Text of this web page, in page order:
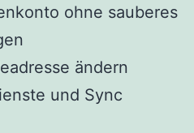
ohne sauberes
ändern
und Sync